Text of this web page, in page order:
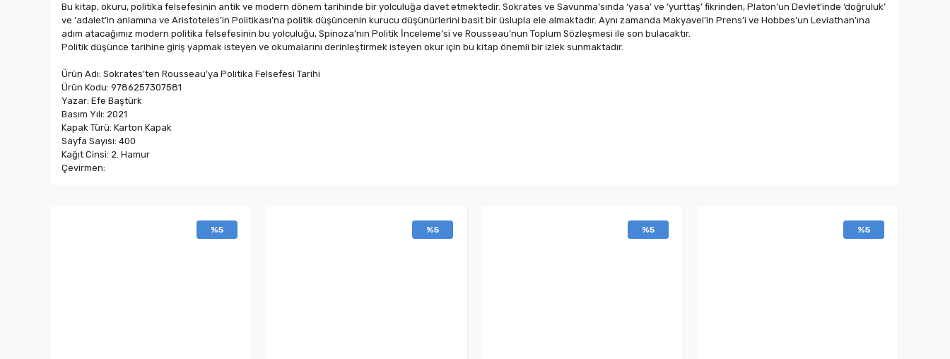
Bu kitap, okuru, politika felsefesinin antik ve modern dönem tarihinde bir yolculuğa davet etmektedir. Sokrates ve Savunma’sında ‘yasa’ ve ‘yurttaş’ fikrinden, Platon’un Devlet’inde ‘doğruluk’
ve ‘adalet’in anlamına ve Aristoteles’in Politikası’na politik düşüncenin kurucu düşünürlerini basit bir üslupla ele almaktadır. Aynı zamanda Makyavel’in Prens’i ve Hobbes’un Leviathan’ına
adım atacağımız modern politika felsefesinin bu yolculuğu, Spinoza’nın Politik İnceleme’si ve Rousseau’nun Toplum Sözleşmesi ile son bulacaktır.
Politik düşünce tarihine giriş yapmak isteyen ve okumalarını derinleştirmek isteyen okur için bu kitap önemli bir izlek sunmaktadır.
Ürün Adı: Sokrates’ten Rousseau’ya Politika Felsefesi Tarihi
Ürün Kodu: 9786257307581
Yazar: Efe Baştürk
Basım Yılı: 2021
Kapak Türü: Karton Kapak
Sayfa Sayısı: 400
Kağıt Cinsi: 2. Hamur
Çevirmen:
%5 %5 %5 %5